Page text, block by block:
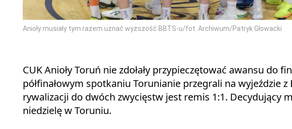
Anioły musiały tym razem uznać wyższość BBTS-u/fot. Archiwum/Patryk Głowacki
CUK Anioły Toruń nie zdołały przypieczętować awansu do
półfinałowym spotkaniu Torunianie przegrali na wyjeździe z
rywalizacji do dwóch zwycięstw jest remis 1:1. Decydujący
niedzielę w Toruniu.